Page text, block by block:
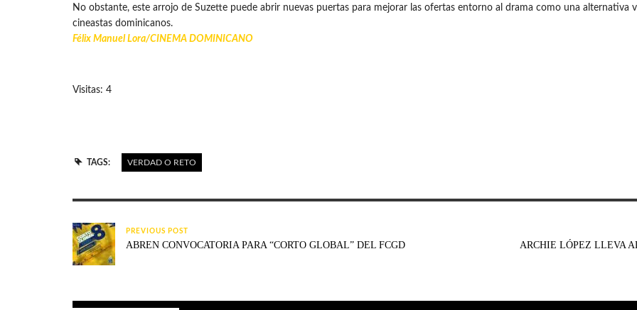
No obstante, este arrojo de Suzette puede abrir nuevas puertas para mejorar las ofertas entorno al drama como una alternativa
cineastas dominicanos.
Félix Manuel Lora/CINEMA DOMINICANO
Visitas: 4
TAGS: VERDAD O RETO
PREVIOUS POST
ABREN CONVOCATORIA PARA “CORTO GLOBAL” DEL FCGD ARCHIE LÓPEZ LLEVA